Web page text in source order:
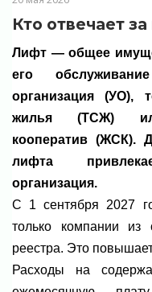
Кто отвечает
Лифт — общее
его
организация (УО),
жилья (ТСЖ) или
кооператив (ЖСК).
лифта
организация.
С 1 сентября 2027
только компании из
реестра. Это повышает
Расходы на